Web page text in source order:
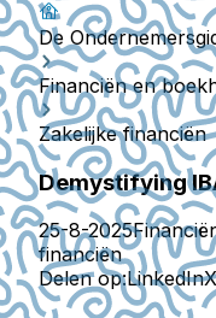
De
Financiën en
Zakelijke financiën
Demystifying
25-8-2025
financiën
Delen op:LinkedInX